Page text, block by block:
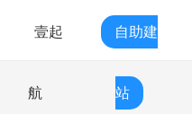
壹起
航
自助建
站